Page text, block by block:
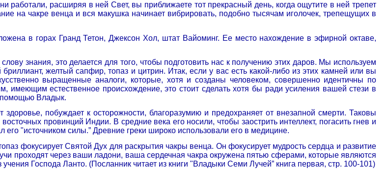
работали, расширяя в ней Свет, вы приближаете тот прекрасный день, когда ощутите в ней трепет
на чакре венца и вся макушка начинает вибрировать, подобно тысячам иголочек, трепещущих в
в горах Гранд Тетон, Джексон Хол, штат Вайоминг. Ее место нахождение в эфирной октаве,
знания, это делается для того, чтобы подготовить нас к получению этих даров. Мы используем
желтый сапфир, топаз и цитрин. Итак, если у вас есть какой-либо из этих камней или вы
выращенные аналоги, которые, хотя и созданы человеком, совершенно идентичны по
имеющим естественное происхождение, это стоит сделать хотя бы ради усиления вашей стези в
помощью Владык.
здоровье, побуждает к осторожности, благоразумию и предохраняет от внезапной смерти. Таковы
провинций Индии. В средние века его носили, чтобы заострить интеллект, погасить гнев и
его "источником силы.” Древние греки широко использовали его в медицине.
фокусирует Святой Дух для раскрытия чакры венца. Он фокусирует мудрость сердца и развитие
проходят через ваши ладони, ваша сердечная чакра окружена пятью сферами, которые являются
Господа Ланто. (Посланник читает из книги "Владыки Семи Лучей” книга первая, стр. 100-101)